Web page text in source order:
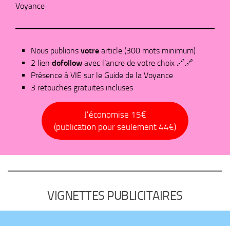
Voyance
Nous publions votre article (300 mots minimum)
2 lien dofollow avec l’ancre de votre choix 🔗🔗
Présence à VIE sur le Guide de la Voyance
3 retouches gratuites incluses
J’économise 15€
(publication pour seulement 44€)
VIGNETTES PUBLICITAIRES